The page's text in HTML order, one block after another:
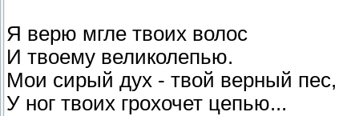
Я верю мгле твоих волос
И твоему великолепью.
Мои сирый дух - твой верный пес,
У ног твоих грохочет цепью...